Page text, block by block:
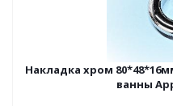
Накладка хром
ванны